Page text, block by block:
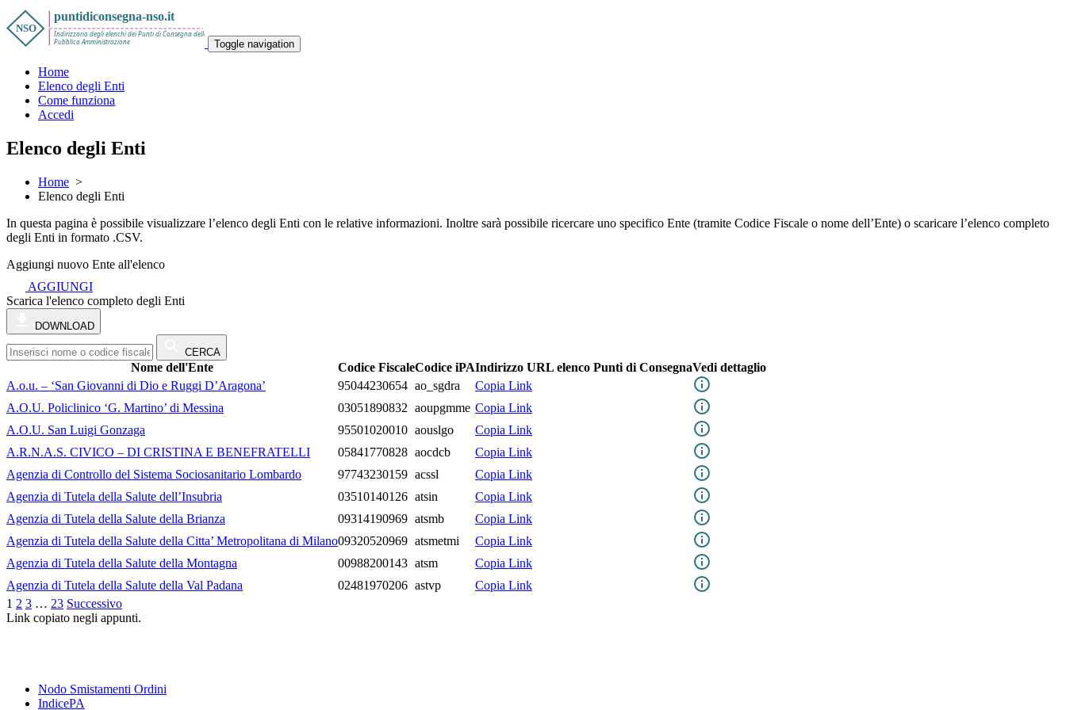
Toggle navigation
Home
Elenco degli Enti
Come funziona
Accedi
Elenco degli Enti
Home >
Elenco degli Enti
In questa pagina è possibile visualizzare l’elenco degli Enti con le relative informazioni. Inoltre sarà possibile ricercare uno specifico Ente (tramite Codice Fiscale o nome dell’Ente) o scaricare l’elenco completo
degli Enti in formato .CSV.
Aggiungi nuovo Ente all'elenco
AGGIUNGI
Scarica l'elenco completo degli Enti
DOWNLOAD
CERCA
Nome dell'Ente Codice FiscaleCodice iPAIndirizzo URL elenco Punti di ConsegnaVedi dettaglio
A.o.u. – ‘San Giovanni di Dio e Ruggi D’Aragona’
95044230654 ao_sgdra
Copia Link
A.O.U. Policlinico ‘G. Martino’ di Messina
03051890832 aoupgmme Copia Link
A.O.U. San Luigi Gonzaga
95501020010 aouslgo
Copia Link
A.R.N.A.S. CIVICO – DI CRISTINA E BENEFRATELLI
05841770828 aocdcb
Copia Link
Agenzia di Controllo del Sistema Sociosanitario Lombardo
97743230159 acssl
Copia Link
Agenzia di Tutela della Salute dell’Insubria
03510140126 atsin
Copia Link
Agenzia di Tutela della Salute della Brianza
09314190969 atsmb
Copia Link
Agenzia di Tutela della Salute della Citta’ Metropolitana di Milano09320520969 atsmetmi
Copia Link
Agenzia di Tutela della Salute della Montagna
00988200143 atsm
Copia Link
Agenzia di Tutela della Salute della Val Padana
02481970206 astvp
Copia Link
1 2 3 … 23 Successivo
Link copiato negli appunti.
Nodo Smistamenti Ordini
IndicePA